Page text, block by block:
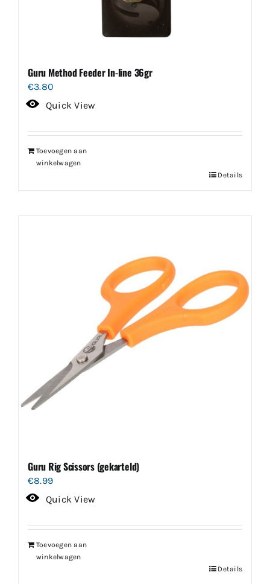
Guru Method Feeder In-line 36gr
€3.80
Quick View
Toevoegen aan
winkelwagen
Details
Guru Rig Scissors (gekarteld)
€8.99
Quick View
Toevoegen aan
winkelwagen
Details